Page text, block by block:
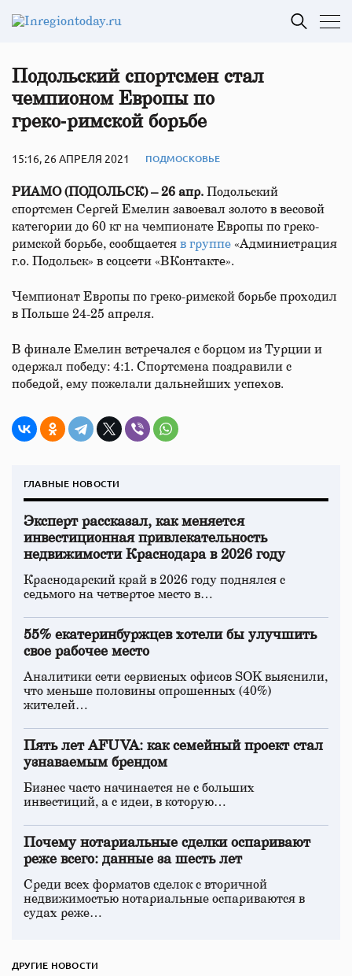
Подольский спортсмен стал
чемпионом Европы по
греко‑римской борьбе
15:16, 26 АПРЕЛЯ 2021 ПОДМОСКОВЬЕ
РИАМО (ПОДОЛЬСК) – 26 апр. Подольский
спортсмен Сергей Емелин завоевал золото в весовой
категории до 60 кг на чемпионате Европы по греко-
римской борьбе, сообщается в группе «Администрация
г.о. Подольск» в соцсети «ВКонтакте».
Чемпионат Европы по греко-римской борьбе проходил
в Польше 24-25 апреля.
В финале Емелин встречался с борцом из Турции и
одержал победу: 4:1. Спортсмена поздравили с
победой, ему пожелали дальнейших успехов.
ГЛАВНЫЕ НОВОСТИ
Эксперт рассказал, как меняется
инвестиционная привлекательность
недвижимости Краснодара в 2026 году
Краснодарский край в 2026 году поднялся с
седьмого на четвертое место в…
55% екатеринбуржцев хотели бы улучшить
свое рабочее место
Аналитики сети сервисных офисов SOK выяснили,
что меньше половины опрошенных (40%)
жителей…
Пять лет AFUVA: как семейный проект стал
узнаваемым брендом
Бизнес часто начинается не с больших
инвестиций, а с идеи, в которую…
Почему нотариальные сделки оспаривают
реже всего: данные за шесть лет
Среди всех форматов сделок с вторичной
недвижимостью нотариальные оспариваются в
судах реже…
ДРУГИЕ НОВОСТИ